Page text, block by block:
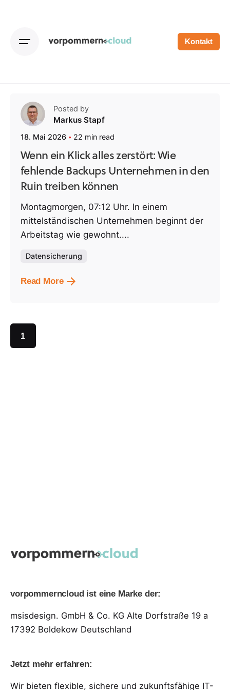
Kontakt
Posted by
Markus Stapf
18. Mai 2026 22 min read
Wenn ein Klick alles zerstört: Wie
fehlende Backups Unternehmen in den
Ruin treiben können
Montagmorgen, 07:12 Uhr. In einem
mittelständischen Unternehmen beginnt der
Arbeitstag wie gewohnt....
Datensicherung
Read More
1
vorpommerncloud ist eine Marke der:
msisdesign. GmbH & Co. KG Alte Dorfstraße 19 a
17392 Boldekow Deutschland
Jetzt mehr erfahren:
Wir bieten flexible, sichere und zukunftsfähige IT-